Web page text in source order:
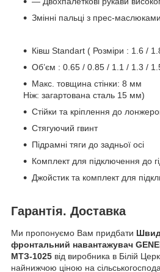
Змінні пальці з прес-
Ківш Standart ( Розміри : 1.6 /
Об’єм : 0.65 / 0.85 / 1.1 / 1.3 /
Макс. товщина стінки: 8 мм
Ніж: загартована сталь 15 мм)
Стійки та кріплення до
Стягуючий гвинт
Підрамні тяги до задньої осі
Комплект для підключення до
Джойстик та комплект для
Гарантія. Доставка
Ми пропонуємо Вам придбати
фронтальний навантажувач
МТЗ-1025 від виробника в Білій
найнижчою ціною на